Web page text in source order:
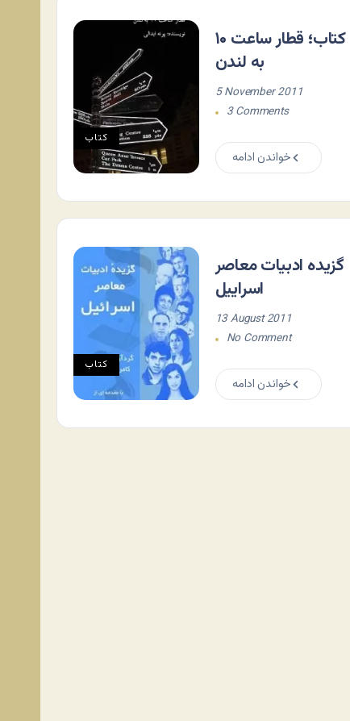
کتاب
کتاب؛ قطار ساعت ۱۰
به لندن
5 November 2011
3 Comments
خواندن ادامه
کتاب
گزیده ادبیات معاصر
اسراییل
13 August 2011
No Comment
خواندن ادامه